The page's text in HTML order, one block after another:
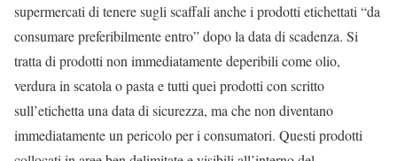
supermercati di tenere sugli scaffali anche i prodotti etichettati “da
consumare preferibilmente entro” dopo la data di scadenza. Si
tratta di prodotti non immediatamente deperibili come olio,
verdura in scatola o pasta e tutti quei prodotti con scritto
sull’etichetta una data di sicurezza, ma che non diventano
immediatamente un pericolo per i consumatori. Questi prodotti